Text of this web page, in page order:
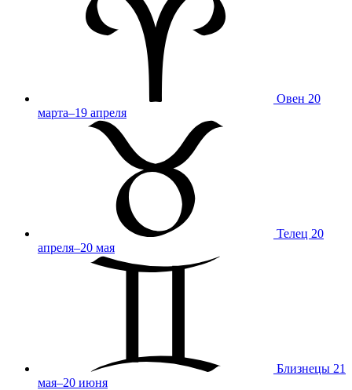
Овен 20
марта–19 апреля
Телец 20
апреля–20 мая
Близнецы 21
мая–20 июня